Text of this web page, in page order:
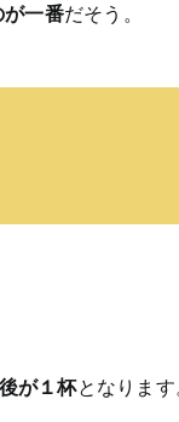
一番だそう。
が１杯となります